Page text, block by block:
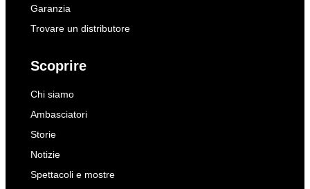
Garanzia
Trovare un distributore
Scoprire
Chi siamo
Ambasciatori
Storie
Notizie
Spettacoli e mostre